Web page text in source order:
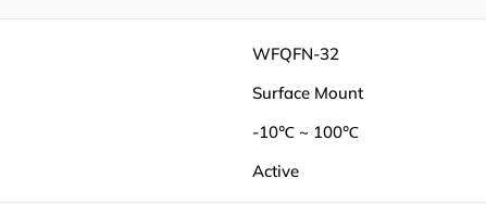
WFQFN-32
Surface Mount
-10℃ ~ 100℃
Active